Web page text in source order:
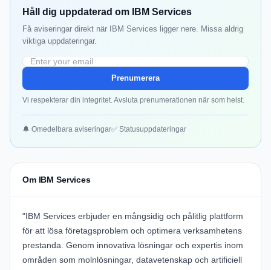
Håll dig uppdaterad om IBM Services
Få aviseringar direkt när IBM Services ligger nere. Missa aldrig
viktiga uppdateringar.
Prenumerera
Vi respekterar din integritet. Avsluta prenumerationen när som helst.
🔔 Omedelbara aviseringar✅ Statusuppdateringar
Om IBM Services
"IBM Services erbjuder en mångsidig och pålitlig plattform
för att lösa företagsproblem och optimera verksamhetens
prestanda. Genom innovativa lösningar och expertis inom
områden som molnlösningar, datavetenskap och artificiell